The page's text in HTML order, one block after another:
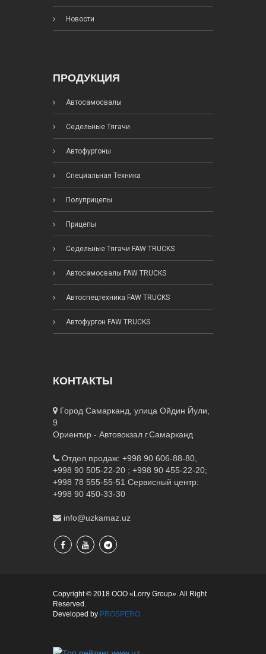
Новости
ПРОДУКЦИЯ
Автосамосвалы
Седельные Тягачи
Автофургоны
Специальная Техника
Полуприцепы
Прицепы
Седельные Тягачи FAW TRUCKS
Автосамосвалы FAW TRUCKS
Автоспецтехника FAW TRUCKS
Автофургон FAW TRUCKS
КОНТАКТЫ
Город Самарканд, улица Ойдин Йули,
9
Ориентир - Автовокзал г.Самарканд
Отдел продаж: +998 90 606-88-80,
+998 90 505-22-20 ; +998 90 455-22-20;
+998 78 555-55-51 Сервисный центр:
+998 90 450-33-30
info@uzkamaz.uz
Copyright © 2018 ООО «Lorry Group». All Right
Reserved.
Developed by PROSPERO